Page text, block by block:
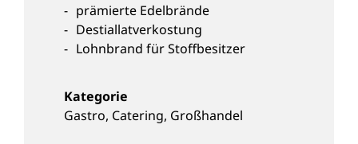
prämierte Edelbrände
Destiallatverkostung
Lohnbrand für Stoffbesitzer
Gastro, Catering, Großhandel